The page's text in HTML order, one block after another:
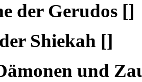
der Gerudos []
Shiekah []
und